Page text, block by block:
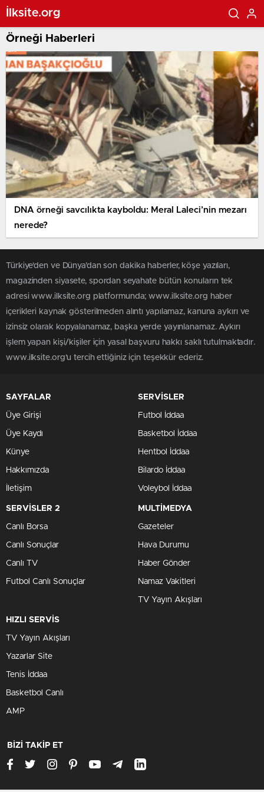
İlksite.org
Örneği Haberleri
DNA örneği savcılıkta kayboldu: Meral Laleci’nin mezarı
nerede?
Türkiye'den ve Dünya’dan son dakika haberler, köşe yazıları,
magazinden siyasete, spordan seyahate bütün konuların tek
adresi www.ilksite.org platformunda; www.ilksite.org haber
içerikleri kaynak gösterilmeden alıntı yapılamaz, kanuna aykırı ve
izinsiz olarak kopyalanamaz, başka yerde yayınlanamaz. Aykırı
işlem yapan kişi/kişiler için yasal başvuru hakkı saklı tutulmaktadır.
www.ilksite.org'u tercih ettiğiniz için teşekkür ederiz.
SAYFALAR
Üye Girişi
Üye Kaydı
Künye
Hakkımızda
İletişim
SERVİSLER
Futbol İddaa
Basketbol İddaa
Hentbol İddaa
Bilardo İddaa
Voleybol İddaa
SERVİSLER 2
Canlı Borsa
Canlı Sonuçlar
Canlı TV
Futbol Canlı Sonuçlar
MULTİMEDYA
Gazeteler
Hava Durumu
Haber Gönder
Namaz Vakitleri
TV Yayın Akışları
HIZLI SERVİS
TV Yayın Akışları
Yazarlar Site
Tenis İddaa
Basketbol Canlı
AMP
BİZİ TAKİP ET